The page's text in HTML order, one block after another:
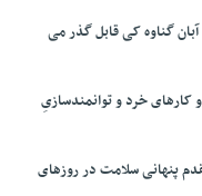
گذری که حتی یک سطل زباله ندارد /گذر ۱۳ آبان گناوه کی قابل گذر می
خرد و توانمندسازیِ
پنهانی سلامت در روزهای